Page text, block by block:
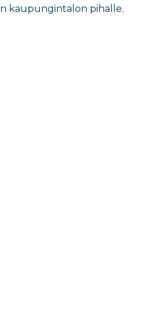
kaupungintalon pihalle.